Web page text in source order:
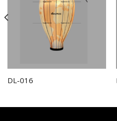
wishlist
DL-016